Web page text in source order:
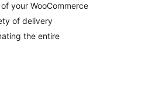
your WooCommerce
of delivery
the entire